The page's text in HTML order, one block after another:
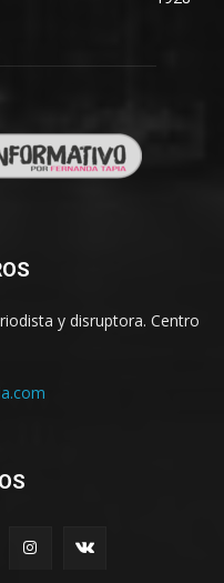
y disruptora. Centro